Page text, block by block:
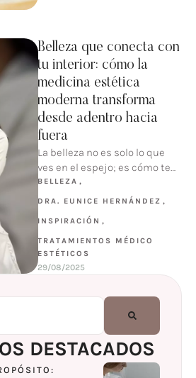
Belleza que conecta con
tu interior: cómo la
medicina estética
moderna transforma
desde adentro hacia
fuera
La belleza no es solo lo que
ves en el espejo; es cómo te
sientes por dentro. Cuando …
BELLEZA ,
DRA. EUNICE HERNÁNDEZ ,
INSPIRACIÓN ,
TRATAMIENTOS MÉDICO
ESTÉTICOS
29/08/2025
DESTACADOS